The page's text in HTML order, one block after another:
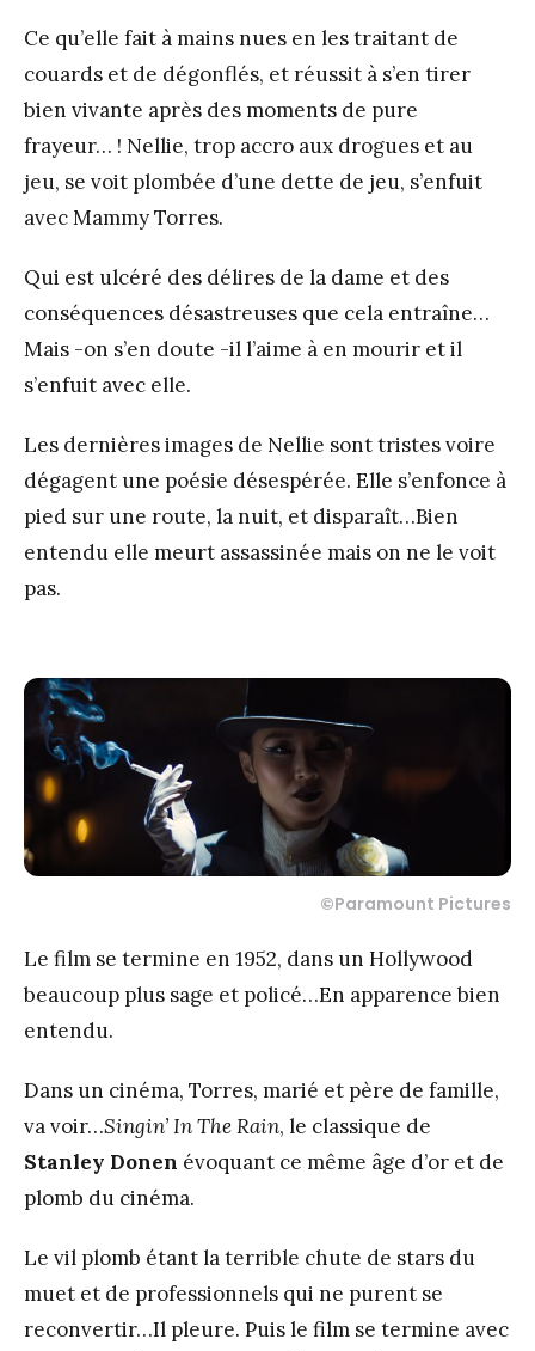
Ce qu’elle fait à mains nues en les traitant de
couards et de dégonflés, et réussit à s’en tirer
bien vivante après des moments de pure
frayeur… ! Nellie, trop accro aux drogues et au
jeu, se voit plombée d’une dette de jeu, s’enfuit
avec Mammy Torres.
Qui est ulcéré des délires de la dame et des
conséquences désastreuses que cela entraîne…
Mais -on s’en doute -il l’aime à en mourir et il
s’enfuit avec elle.
Les dernières images de Nellie sont tristes voire
dégagent une poésie désespérée. Elle s’enfonce à
pied sur une route, la nuit, et disparaît…Bien
entendu elle meurt assassinée mais on ne le voit
pas.
©Paramount Pictures
Le film se termine en 1952, dans un Hollywood
beaucoup plus sage et policé…En apparence bien
entendu.
Dans un cinéma, Torres, marié et père de famille,
va voir…Singin’ In The Rain, le classique de
Stanley Donen évoquant ce même âge d’or et de
plomb du cinéma.
Le vil plomb étant la terrible chute de stars du
muet et de professionnels qui ne purent se
reconvertir…Il pleure. Puis le film se termine avec